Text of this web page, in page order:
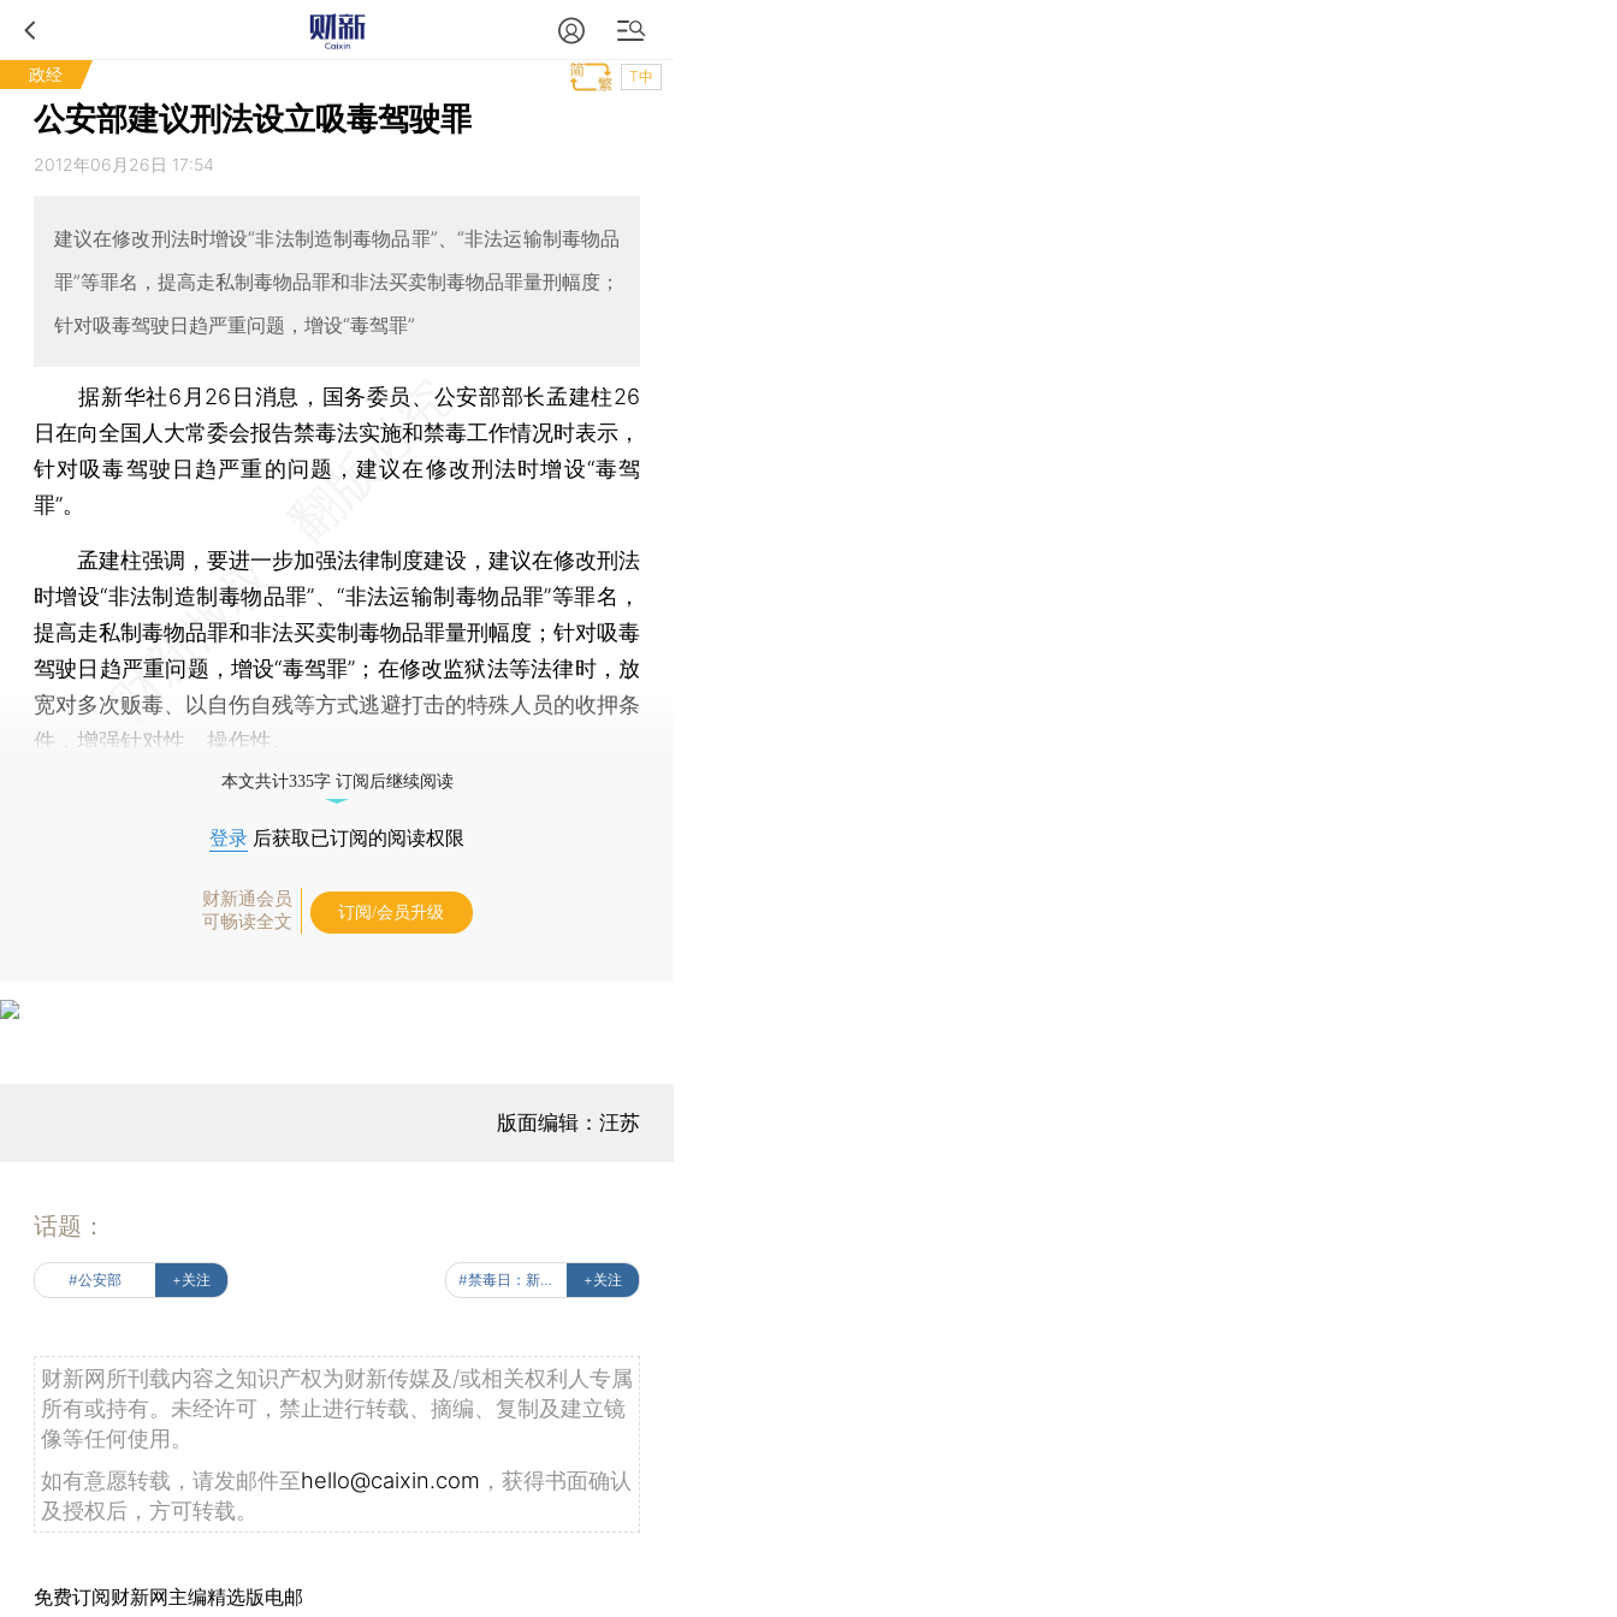
政经 T中
公安部建议刑法设立吸毒驾驶罪
2012年06月26日 17:54
建议在修改刑法时增设“非法制造制毒物品罪”、“非法运输制毒物品
罪”等罪名，提高走私制毒物品罪和非法买卖制毒物品罪量刑幅度；
针对吸毒驾驶日趋严重问题，增设“毒驾罪”
据新华社6月26日消息，国务委员、公安部部长孟建柱26
日在向全国人大常委会报告禁毒法实施和禁毒工作情况时表示，
针对吸毒驾驶日趋严重的问题，建议在修改刑法时增设“毒驾
罪”。
孟建柱强调，要进一步加强法律制度建设，建议在修改刑法
时增设“非法制造制毒物品罪”、“非法运输制毒物品罪”等罪名，
提高走私制毒物品罪和非法买卖制毒物品罪量刑幅度；针对吸毒
驾驶日趋严重问题，增设“毒驾罪”；在修改监狱法等法律时，放
宽对多次贩毒、以自伤自残等方式逃避打击的特殊人员的收押条
件，增强针对性、操作性。
本文共计335字 订阅后继续阅读
登录 后获取已订阅的阅读权限
财新通会员
可畅读全文
订阅/会员升级
版面编辑：汪苏
话题：
#公安部 +关注 #禁毒日：新型毒品层出不穷禁毒任重道远 +关注
财新网所刊载内容之知识产权为财新传媒及/或相关权利人专属
所有或持有。未经许可，禁止进行转载、摘编、复制及建立镜
像等任何使用。
如有意愿转载，请发邮件至hello@caixin.com ，获得书面确认
及授权后，方可转载。
免费订阅财新网主编精选版电邮